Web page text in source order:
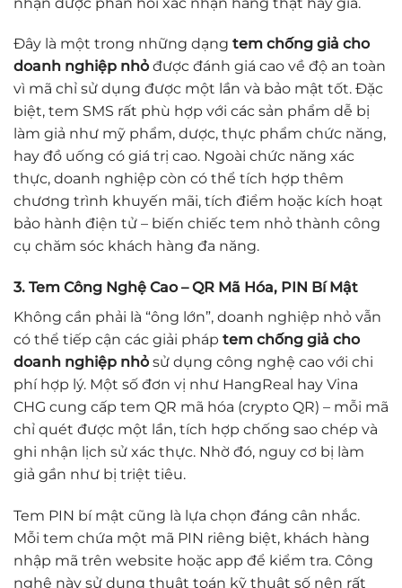
Đây là một trong những dạng tem chống giả cho
doanh nghiệp nhỏ được đánh giá cao về độ an toàn
vì mã chỉ sử dụng được một lần và bảo mật tốt. Đặc
biệt, tem SMS rất phù hợp với các sản phẩm dễ bị
làm giả như mỹ phẩm, dược, thực phẩm chức năng,
hay đồ uống có giá trị cao. Ngoài chức năng xác
thực, doanh nghiệp còn có thể tích hợp thêm
chương trình khuyến mãi, tích điểm hoặc kích hoạt
bảo hành điện tử – biến chiếc tem nhỏ thành công
cụ chăm sóc khách hàng đa năng.
3. Tem Công Nghệ Cao – QR Mã Hóa, PIN Bí Mật
Không cần phải là “ông lớn”, doanh nghiệp nhỏ vẫn
có thể tiếp cận các giải pháp tem chống giả cho
doanh nghiệp nhỏ sử dụng công nghệ cao với chi
phí hợp lý. Một số đơn vị như HangReal hay Vina
CHG cung cấp tem QR mã hóa (crypto QR) – mỗi mã
chỉ quét được một lần, tích hợp chống sao chép và
ghi nhận lịch sử xác thực. Nhờ đó, nguy cơ bị làm
giả gần như bị triệt tiêu.
Tem PIN bí mật cũng là lựa chọn đáng cân nhắc.
Mỗi tem chứa một mã PIN riêng biệt, khách hàng
nhập mã trên website hoặc app để kiểm tra. Công
nghệ này sử dụng thuật toán kỹ thuật số nên rất